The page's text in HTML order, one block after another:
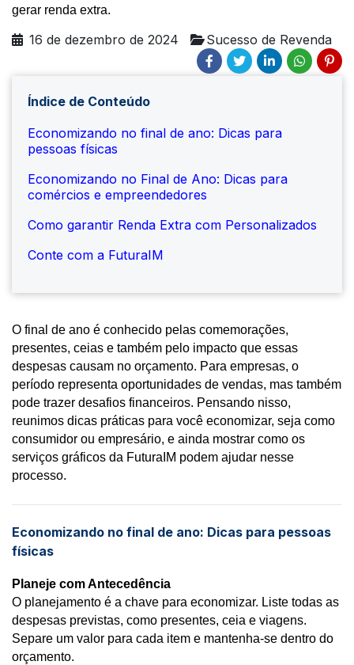
gerar renda extra.
16 de dezembro de 2024 Sucesso de Revenda
Índice de Conteúdo
Economizando no final de ano: Dicas para
pessoas físicas
Economizando no Final de Ano: Dicas para
comércios e empreendedores
Como garantir Renda Extra com Personalizados
Conte com a FuturaIM
O final de ano é conhecido pelas comemorações,
presentes, ceias e também pelo impacto que essas
despesas causam no orçamento. Para empresas, o
período representa oportunidades de vendas, mas também
pode trazer desafios financeiros. Pensando nisso,
reunimos dicas práticas para você economizar, seja como
consumidor ou empresário, e ainda mostrar como os
serviços gráficos da FuturaIM podem ajudar nesse
processo.
Economizando no final de ano: Dicas para pessoas
físicas
Planeje com Antecedência
O planejamento é a chave para economizar. Liste todas as
despesas previstas, como presentes, ceia e viagens.
Separe um valor para cada item e mantenha-se dentro do
orçamento.